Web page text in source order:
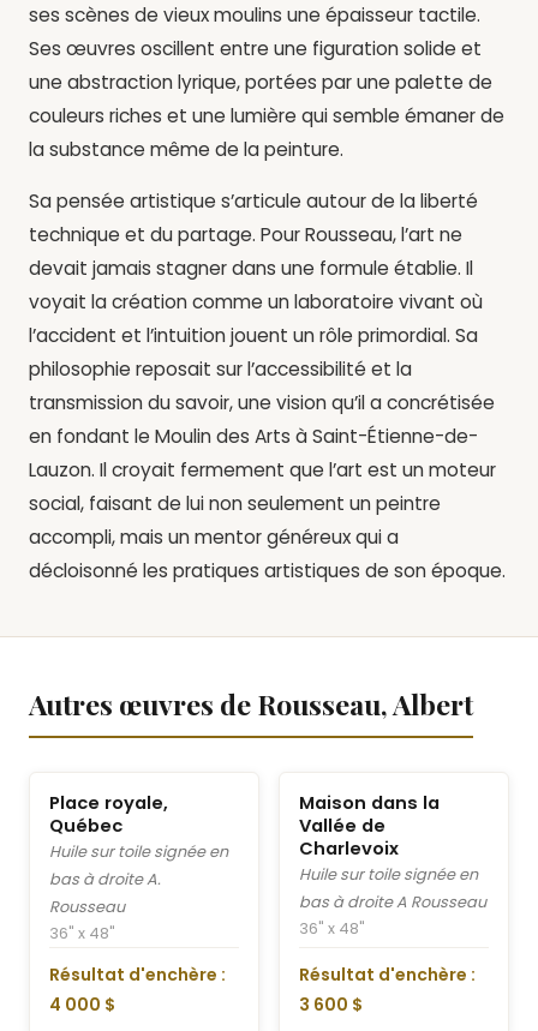
ses scènes de vieux moulins une épaisseur tactile.
Ses œuvres oscillent entre une figuration solide et
une abstraction lyrique, portées par une palette de
couleurs riches et une lumière qui semble émaner de
la substance même de la peinture.
Sa pensée artistique s’articule autour de la liberté
technique et du partage. Pour Rousseau, l’art ne
devait jamais stagner dans une formule établie. Il
voyait la création comme un laboratoire vivant où
l’accident et l’intuition jouent un rôle primordial. Sa
philosophie reposait sur l’accessibilité et la
transmission du savoir, une vision qu’il a concrétisée
en fondant le Moulin des Arts à Saint-Étienne-de-
Lauzon. Il croyait fermement que l’art est un moteur
social, faisant de lui non seulement un peintre
accompli, mais un mentor généreux qui a
décloisonné les pratiques artistiques de son époque.
Autres œuvres de Rousseau, Albert
Place royale,
Québec
Huile sur toile signée en
bas à droite A.
Rousseau
36" x 48"
Résultat d'enchère :
4 000 $
Maison dans la
Vallée de
Charlevoix
Huile sur toile signée en
bas à droite A Rousseau
36" x 48"
Résultat d'enchère :
3 600 $